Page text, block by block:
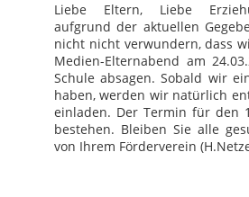
Liebe Eltern, Liebe
aufgrund der aktuellen
nicht nicht verwundern, dass
Medien-Elternabend am
Schule absagen. Sobald wir
haben, werden wir natürlich
einladen. Der Termin für den
bestehen. Bleiben Sie alle
von Ihrem Förderverein